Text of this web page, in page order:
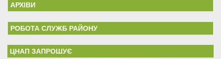
АРХІВИ
РОБОТА СЛУЖБ РАЙОНУ
ЦНАП ЗАПРОШУЄ